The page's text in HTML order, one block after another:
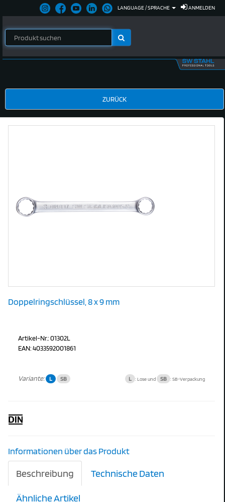
ANMELDEN
LANGUAGE / SPRACHE
Doppelringschlüssel, 8 x 9 mm
Artikel-Nr.: 01302L
EAN: 4033592001861
Variante: L SB L : Lose und SB : SB-Verpackung
Informationen über das Produkt
Beschreibung Technische Daten
Ähnliche Artikel